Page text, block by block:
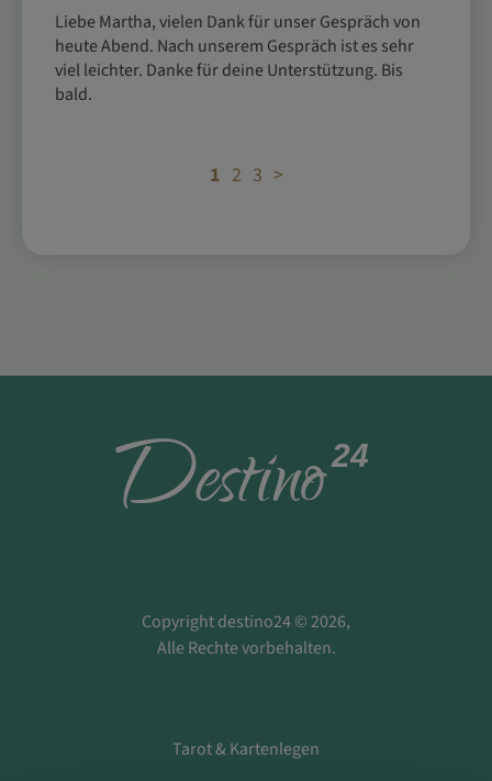
Liebe Martha, vielen Dank für unser Gespräch von
heute Abend. Nach unserem Gespräch ist es sehr
viel leichter. Danke für deine Unterstützung. Bis
bald.
1 2 3 >
Destino24
Copyright destino24 © 2026,
Alle Rechte vorbehalten.
Tarot & Kartenlegen